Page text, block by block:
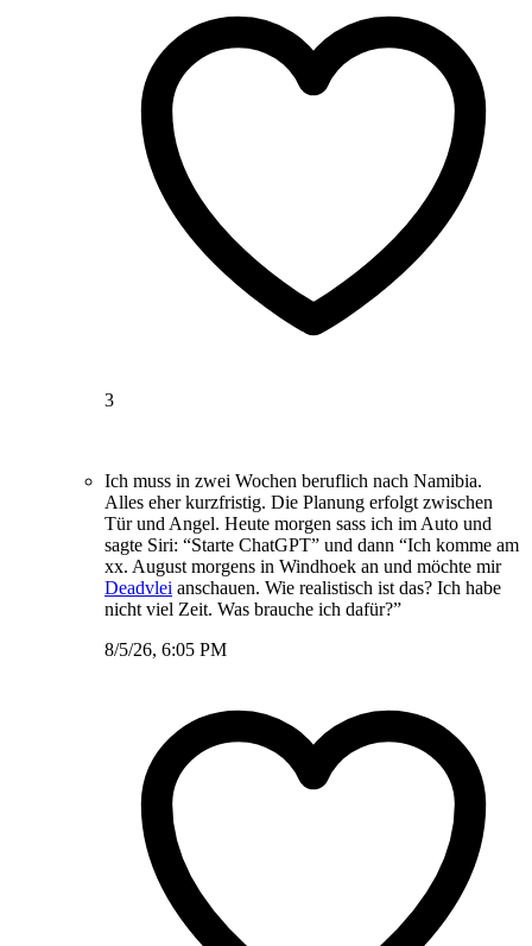
3
Ich muss in zwei Wochen beruflich nach Namibia.
Alles eher kurzfristig. Die Planung erfolgt zwischen
Tür und Angel. Heute morgen sass ich im Auto und
sagte Siri: “Starte ChatGPT” und dann “Ich komme am
xx. August morgens in Windhoek an und möchte mir
Deadvlei anschauen. Wie realistisch ist das? Ich habe
nicht viel Zeit. Was brauche ich dafür?”
8/5/26, 6:05 PM